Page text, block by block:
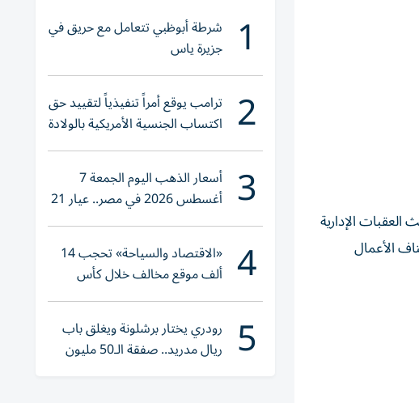
الإدارية
الأعمال
1 شرطة أبوظبي تتعامل مع حريق في
جزيرة ياس
2 ترامب يوقع أمراً تنفيذياً لتقييد حق
اكتساب الجنسية الأمريكية بالولادة
3 أسعار الذهب اليوم الجمعة 7
أغسطس 2026 في مصر.. عيار 21
يقترب من هذا الرقم
4 «الاقتصاد والسياحة» تحجب 14
ألف موقع مخالف خلال كأس
العالم 2026
5 رودري يختار برشلونة ويغلق باب
ريال مدريد.. صفقة الـ50 مليون